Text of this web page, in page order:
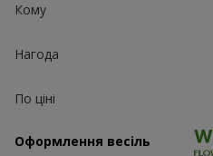
Кому
Нагода
По ціні
Оформлення весіль